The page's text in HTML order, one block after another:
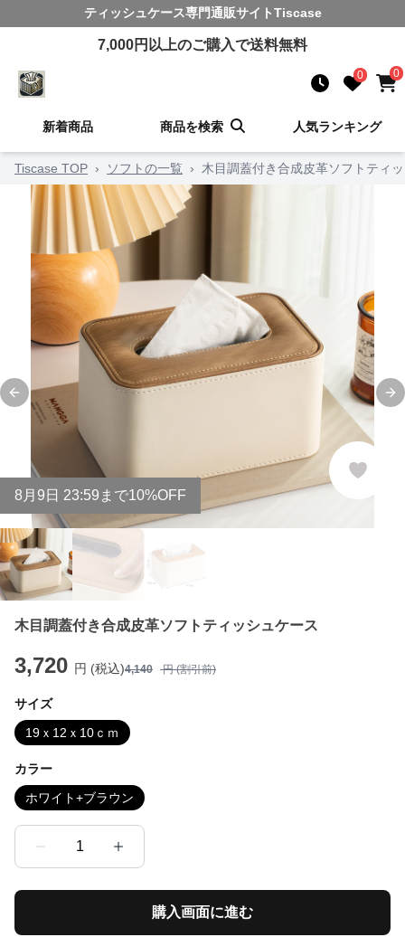
ティッシュケース専門通販サイトTiscase
7,000円以上のご購入で送料無料
0 0
新着商品 商品を検索 人気ランキング
Tiscase TOP › ソフトの一覧 › 木目調蓋付き合成皮革ソフトティ
Previous slide
8 月 9 日 23:59まで10%OFF
木目調蓋付き合成皮革ソフトティッシュケース
3,720 円 (税込)4,140 円 (割引前)
サイズ
19ｘ12ｘ10ｃｍ
カラー
ホワイト+ブラウン
1
購入画面に進む